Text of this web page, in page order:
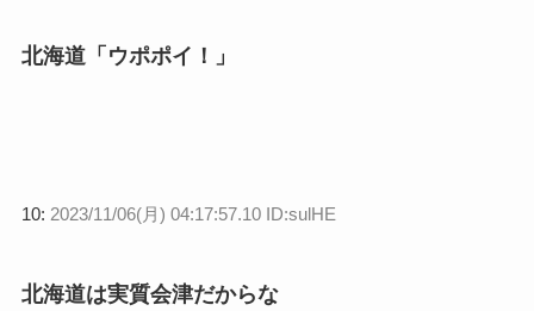
北海道「ウポポイ！」
10: 2023/11/06(月) 04:17:57.10 ID:sulHE
北海道は実質会津だからな